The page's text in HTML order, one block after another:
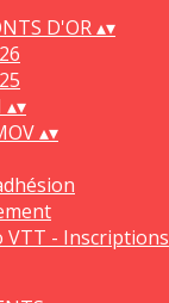
D'OR▴▾
▴▾
▴▾
VTT - Inscriptions